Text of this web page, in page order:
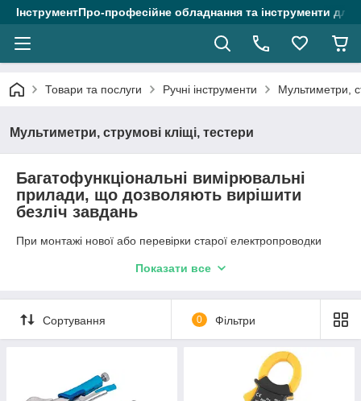
ІнструментПро-професійне обладнання та інструменти для
Товари та послуги Ручні інструменти Мультиметри,
Мультиметри, струмові кліщі, тестери
Багатофункціональні вимірювальні
прилади, що дозволяють вирішити
безліч завдань
При монтажі нової або перевірки старої електропроводки
електричні показники, так звані тестери. Електрик повинен
умовах ремонту не завжди зручно. Щоб полегшити і
прискорити роботу з проводкою, були придумані пристрої, які
Виходячи із заявлених характеристик, вони отримали назву
Мультиметр являє собою компактний електроприлад, хоча
Показати все
Сортування 0 Фільтри